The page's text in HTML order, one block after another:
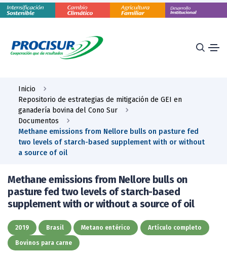
Inicio
Repositorio de estrategias de mitigación de GEI en
ganadería bovina del Cono Sur
Documentos
Methane emissions from Nellore bulls on pasture fed
two levels of starch-based supplement with or without
a source of oil
Methane emissions from Nellore bulls on
pasture fed two levels of starch-based
supplement with or without a source of oil
2019 Brasil Metano entérico Artículo completo
Bovinos para carne